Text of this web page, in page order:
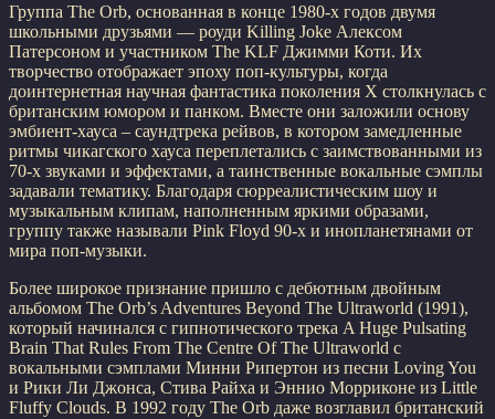
Группа The Orb, основанная в конце 1980-х годов двумя
школьными друзьями — роуди Killing Joke Алексом
Патерсоном и участником The KLF Джимми Коти. Их
творчество отображает эпоху поп-культуры, когда
доинтернетная научная фантастика поколения X столкнулась с
британским юмором и панком. Вместе они заложили основу
эмбиент-хауса – саундтрека рейвов, в котором замедленные
ритмы чикагского хауса переплетались с заимствованными из
70-х звуками и эффектами, а таинственные вокальные сэмплы
задавали тематику. Благодаря сюрреалистическим шоу и
музыкальным клипам, наполненным яркими образами,
группу также называли Pink Floyd 90-х и инопланетянами от
мира поп-музыки.
Более широкое признание пришло с дебютным двойным
альбомом The Orb’s Adventures Beyond The Ultraworld (1991),
который начинался с гипнотического трека A Huge Pulsating
Brain That Rules From The Centre Of The Ultraworld с
вокальными сэмплами Минни Рипертон из песни Loving You
и Рики Ли Джонса, Стива Райха и Эннио Морриконе из Little
Fluffy Clouds. В 1992 году The Orb даже возглавил британский